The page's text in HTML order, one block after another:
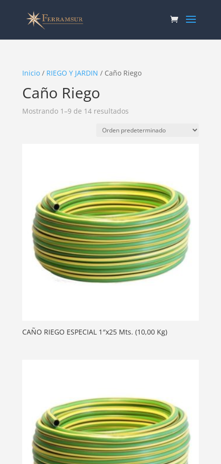
Inicio/ RIEGO Y JARDIN / Caño Riego
Caño Riego
Mostrando 1–9 de 14 resultados
CAÑO RIEGO ESPECIAL 1″x25 Mts. (10,00 Kg)